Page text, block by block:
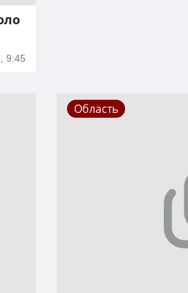
9:45
Область